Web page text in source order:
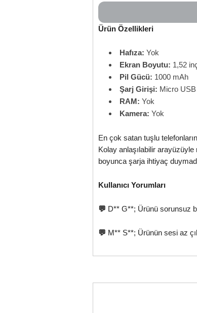
Ürün Özellikleri
Hafıza: Yok
Ekran Boyutu: 1,52
Pil Gücü: 1000 mAh
Şarj Girişi: Micro USB
RAM: Yok
Kamera: Yok
En çok satan tuşlu
Kolay anlaşılabilir
boyunca şarja ihtiyaç
Kullanıcı Yorumları
💬 D** G**; Ürünü sorunsuz
💬 M** S**; Ürünün sesi az